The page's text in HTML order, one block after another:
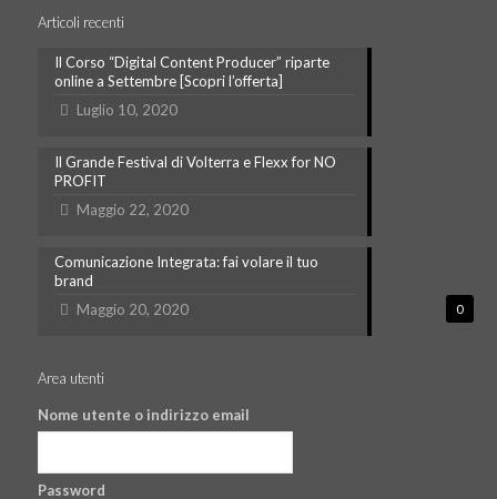
Articoli recenti
Il Corso “Digital Content Producer” riparte
online a Settembre [Scopri l’offerta]
Luglio 10, 2020
Il Grande Festival di Volterra e Flexx for NO
PROFIT
Maggio 22, 2020
0
Comunicazione Integrata: fai volare il tuo
brand
Maggio 20, 2020
Area utenti
Nome utente o indirizzo email
Password